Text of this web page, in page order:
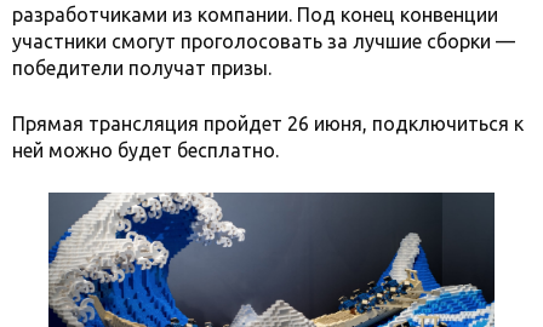
разработчиками из компании. Под конец конвенции
участники смогут проголосовать за лучшие сборки —
победители получат призы.
Прямая трансляция пройдет 26 июня, подключиться к
ней можно будет бесплатно.